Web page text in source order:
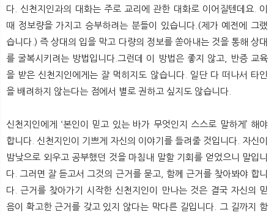
다. 신천지인과의 대화는 주로 교리에 관한 대화로 이어질텐데요. 이
때 정보량을 가지고 승부하려는 분들이 있습니다.(제가 예전에 그랬
습니다.) 즉 상대의 입을 막고 다량의 정보를 쏟아내는 것을 통해 상대
를 굴복시키려는 방법입니다.그런데 이 방법은 좋지 않고, 반증 교육
을 받은 신천지인에게는 잘 먹히지도 않습니다. 일단 다 떠나서 타인
을 배려하지 않는다는 점에서 별로 권하고 싶지도 않습니다.
신천지인에게 ‘본인이 믿고 있는 바가 무엇인지 스스로 말하게’ 해야
합니다. 신천지인이 기쁘게 자신의 이야기를 들려줄 것입니다. 자신이
밤낮으로 외우고 공부했던 것을 마침내 말할 기회를 얻었으니 말입니
다. 그러면 잘 듣고서 그것의 근거를 묻고, 함께 근거를 찾아봐야 합니
다. 근거를 찾아가기 시작한 신천지인이 만나는 것은 결국 자신의 믿
음이 확고한 근거를 갖고 있지 않다는 막다른 길입니다. 그 길까지 함